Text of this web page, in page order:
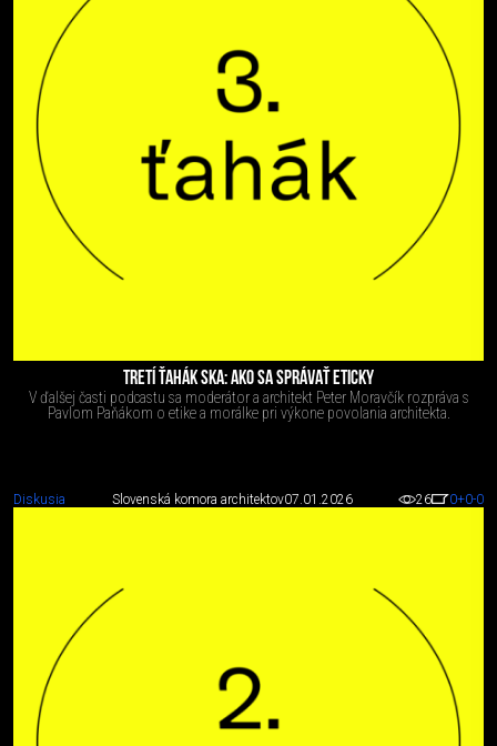
TRETÍ ŤAHÁK SKA: AKO SA SPRÁVAŤ ETICKY
V ďalšej časti podcastu sa moderátor a architekt Peter Moravčík rozpráva s
Pavlom Paňákom o etike a morálke pri výkone povolania architekta.
Diskusia Slovenská komora architektov07.01.2026 26 0+0-0